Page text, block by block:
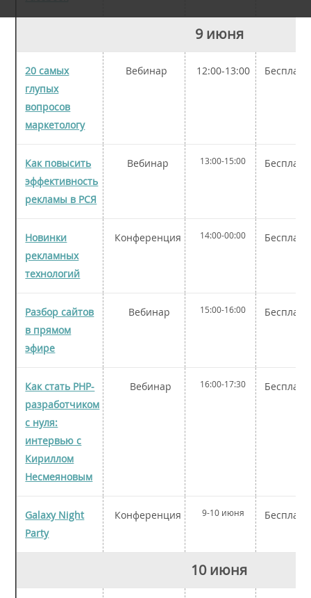
9 июня
20 самых
глупых
вопросов
маркетологу
Вебинар 12:00-13:00
Как повысить
эффективность
рекламы в РСЯ
Вебинар 13:00-15:00
Новинки
рекламных
технологий
Конференция 14:00-00:00
Разбор сайтов
в прямом
эфире
Вебинар 15:00-16:00
Как стать PHP-
разработчиком
с нуля:
интервью с
Кириллом
Несмеяновым
Вебинар 16:00-17:30
Galaxy Night
Party
Конференция 9-10 июня
10 июня